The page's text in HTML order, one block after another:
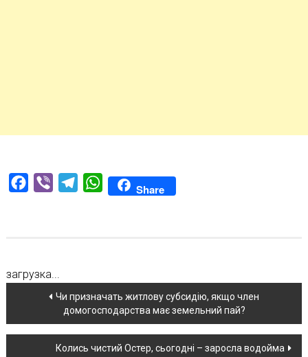
Facebook
Viber TelegramWhatsAppShare
загрузка...
Навігація
по
новині
Чи призначать житлову субсидію, якщо член
домогосподарства має земельний пай?
Колись чистий Остер, сьогодні – заросла водойма